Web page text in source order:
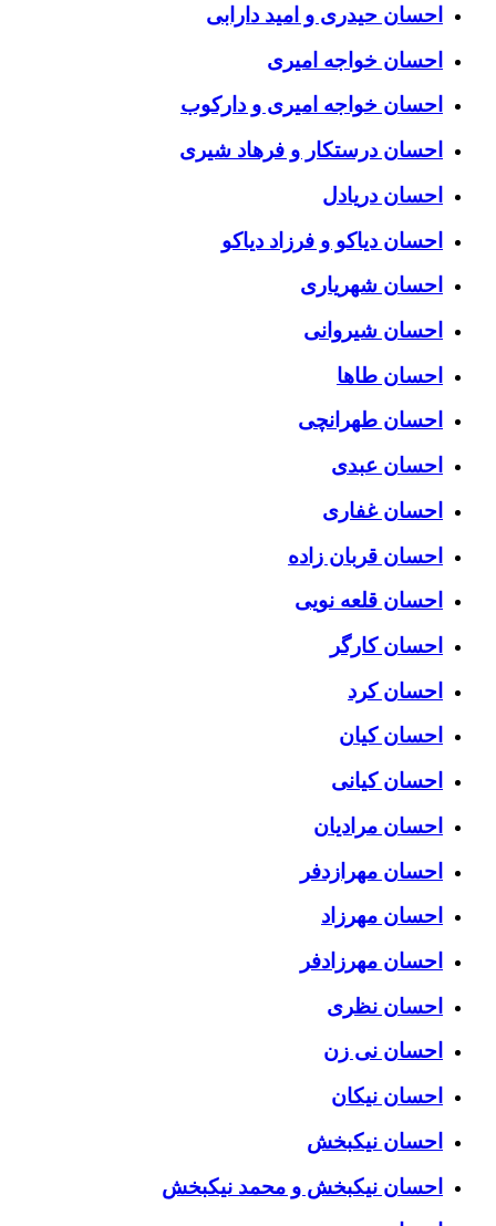
احسان حیدری و امید دارابی
احسان خواجه امیری
احسان خواجه امیری و دارکوب
احسان درستكار و فرهاد شيرى
احسان دریادل
احسان دیاکو و فرزاد دیاکو
احسان شهریاری
احسان شیروانی
احسان طاها
احسان طهرانچی
احسان عبدی
احسان غفاری
احسان قربان زاده
احسان قلعه نویی
احسان کارگر
احسان کرد
احسان کیان
احسان کیانی
احسان مرادیان
احسان مهرازدفر
احسان مهرزاد
احسان مهرزادفر
احسان نظری
احسان نی زن
احسان نیکان
احسان نیکبخش
احسان نیکبخش و محمد نیکبخش